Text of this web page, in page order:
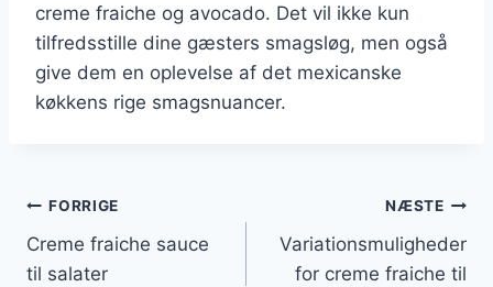
creme fraiche og avocado. Det vil ikke kun
tilfredsstille dine gæsters smagsløg, men også
give dem en oplevelse af det mexicanske
køkkens rige smagsnuancer.
Indlægsnavigation
FORRIGE
Creme fraiche sauce
til salater
NÆSTE
Variationsmuligheder
for creme fraiche til